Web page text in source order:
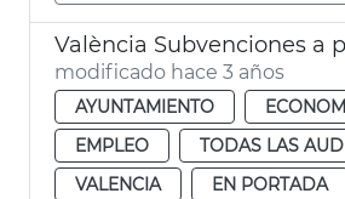
modificado hace 3 años
AYUNTAMIENTO
EMPLEO
TODAS LAS
VALENCIA
EN PORTADA